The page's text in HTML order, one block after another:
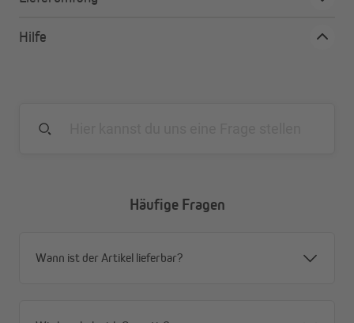
Hilfe
Häufige Fragen
Wann ist der Artikel lieferbar?